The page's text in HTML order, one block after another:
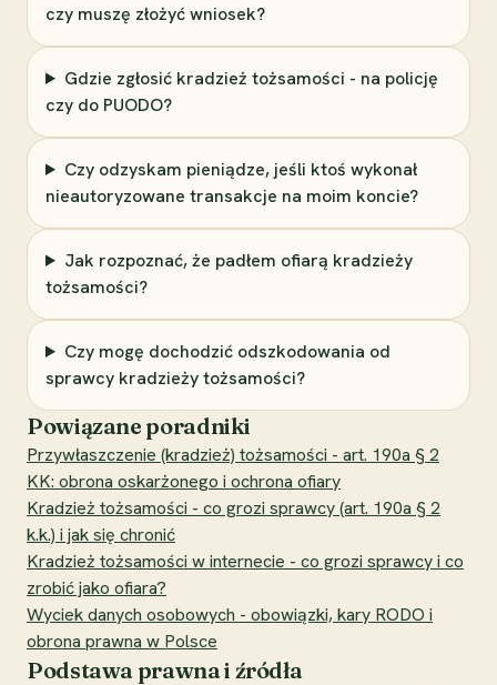
czy muszę złożyć wniosek?
Gdzie zgłosić kradzież tożsamości - na policję
czy do PUODO?
Czy odzyskam pieniądze, jeśli ktoś wykonał
nieautoryzowane transakcje na moim koncie?
Jak rozpoznać, że padłem ofiarą kradzieży
tożsamości?
Czy mogę dochodzić odszkodowania od
sprawcy kradzieży tożsamości?
Powiązane poradniki
Przywłaszczenie (kradzież) tożsamości - art. 190a § 2
KK: obrona oskarżonego i ochrona ofiary
Kradzież tożsamości - co grozi sprawcy (art. 190a § 2
k.k.) i jak się chronić
Kradzież tożsamości w internecie - co grozi sprawcy i co
zrobić jako ofiara?
Wyciek danych osobowych - obowiązki, kary RODO i
obrona prawna w Polsce
Podstawa prawna i źródła